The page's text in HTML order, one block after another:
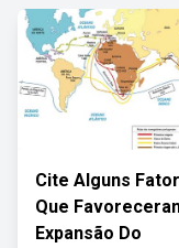
Cite Alguns
Que
Expansão Do